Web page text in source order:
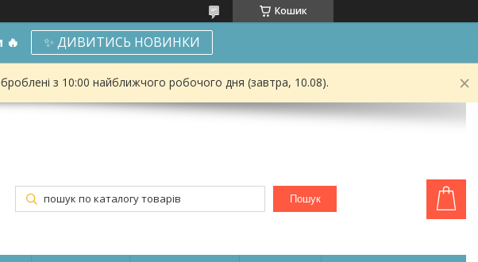
Кошик
✨ ДИВИТИСЬ НОВИНКИ
з 10:00 найближчого робочого дня (завтра, 10.08).
Пошук